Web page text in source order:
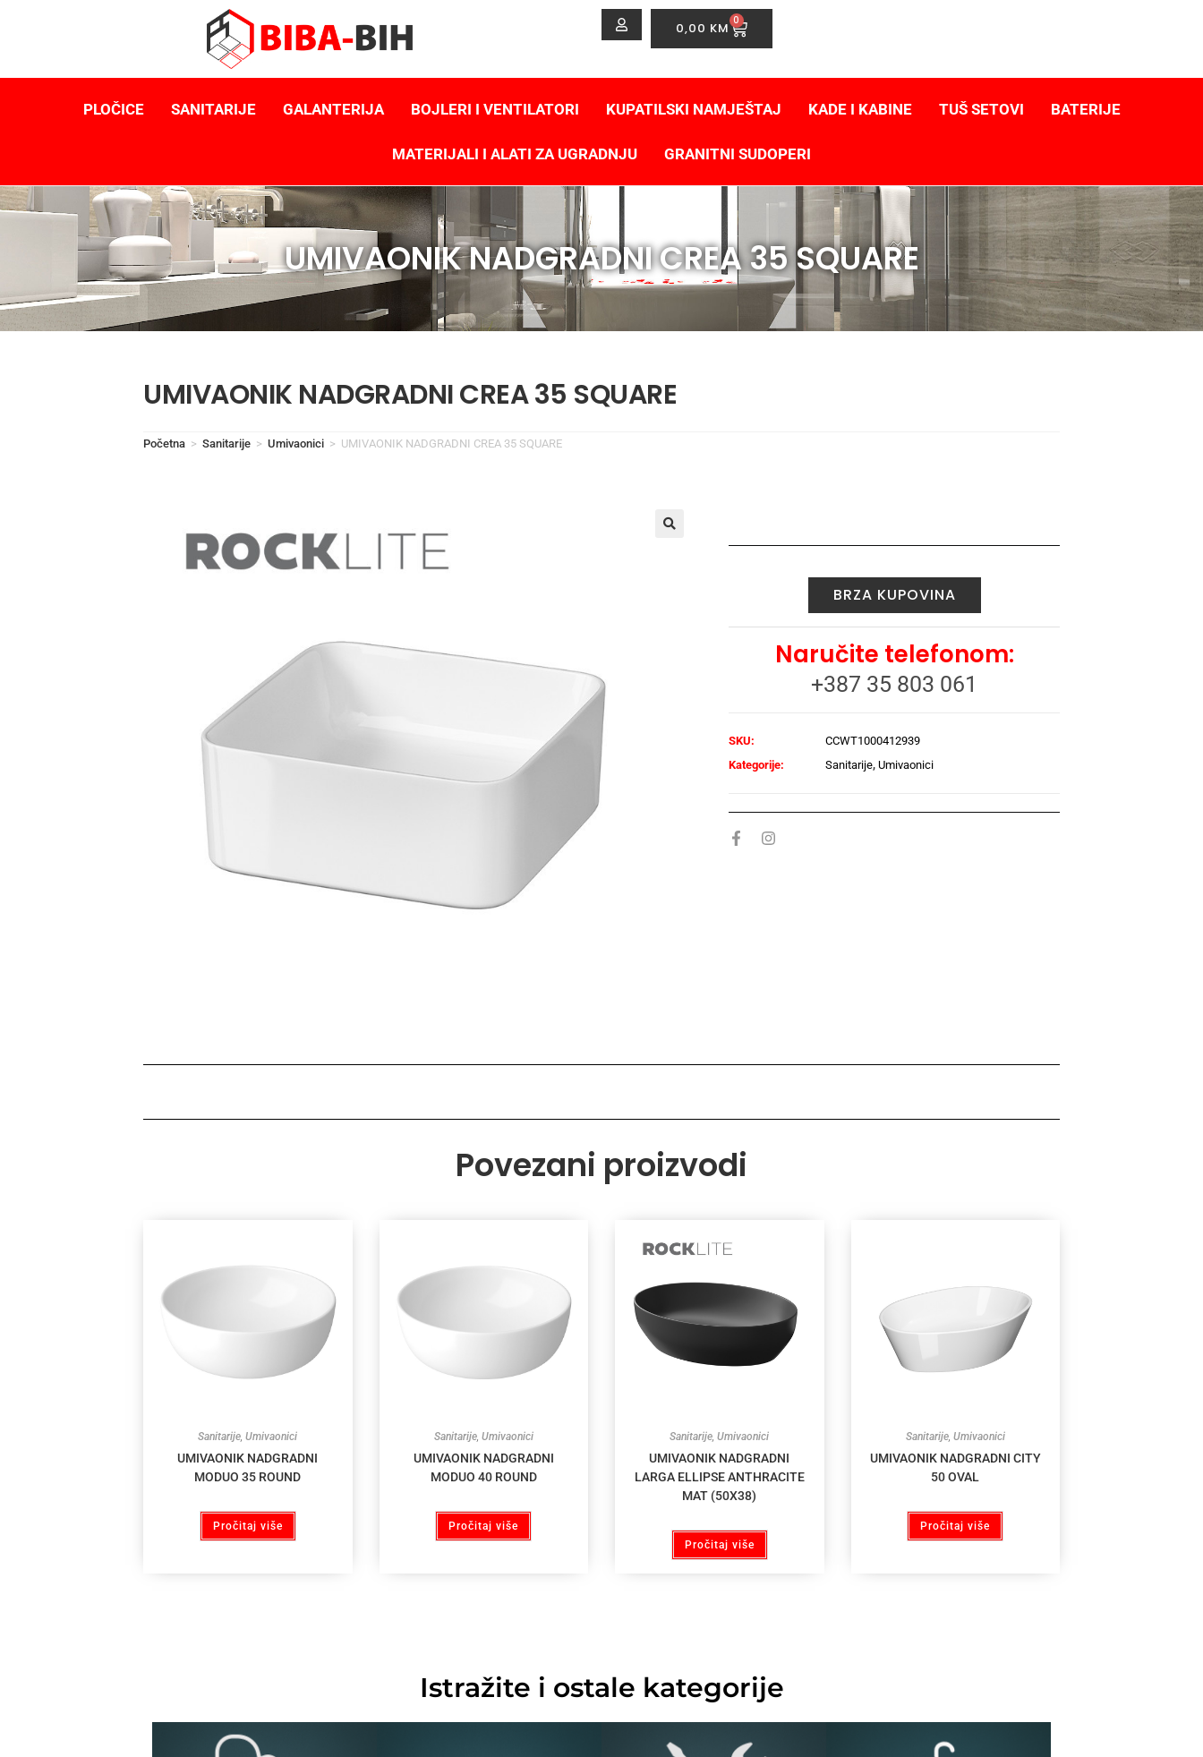
0,00 KM 0
PLOČICE SANITARIJE GALANTERIJA BOJLERI I VENTILATORI KUPATILSKI NAMJEŠTAJ KADE I KABINE TUŠ SETOVI BATERIJE
MATERIJALI I ALATI ZA UGRADNJU GRANITNI SUDOPERI
UMIVAONIK NADGRADNI CREA 35 SQUARE
UMIVAONIK NADGRADNI CREA 35 SQUARE
Početna > Sanitarije > Umivaonici > UMIVAONIK NADGRADNI CREA 35 SQUARE
BRZA KUPOVINA
Naručite telefonom:
+387 35 803 061
SKU:
CCWT1000412939
Kategorije:
Sanitarije,Umivaonici
Povezani proizvodi
Sanitarije,Umivaonici
UMIVAONIK NADGRADNI
MODUO 35 ROUND
Pročitaj više
Sanitarije, Umivaonici
UMIVAONIK NADGRADNI
MODUO 40 ROUND
Pročitaj više
Sanitarije,Umivaonici
UMIVAONIK NADGRADNI
LARGA ELLIPSE ANTHRACITE
MAT (50X38)
Pročitaj više
Sanitarije, Umivaonici
UMIVAONIK NADGRADNI CITY
50 OVAL
Pročitaj više
Istražite i ostale kategorije